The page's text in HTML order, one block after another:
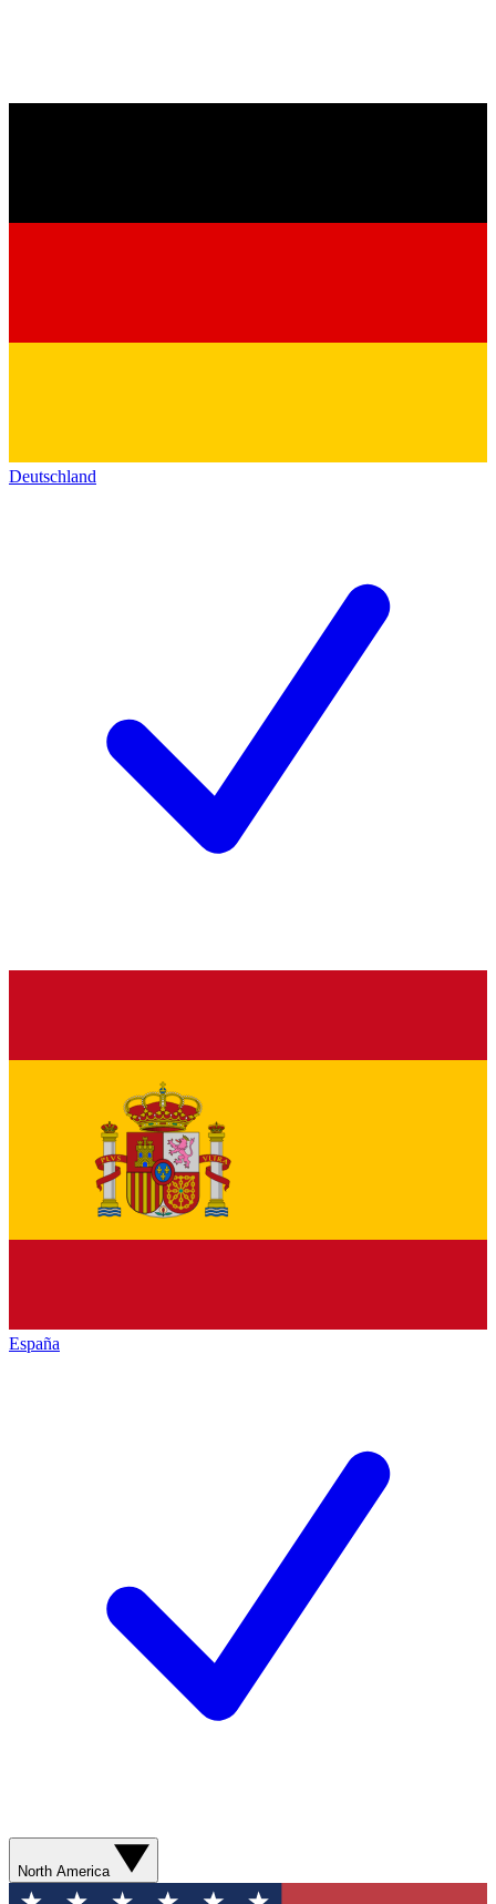
Deutschland
España
North America